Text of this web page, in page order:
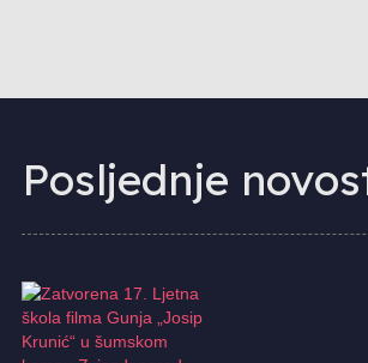
Posljednje